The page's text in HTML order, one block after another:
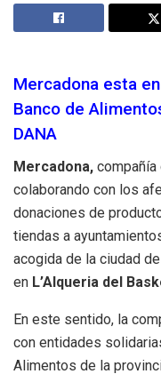
Mercadona esta
Banco de
DANA
Mercadona,
colaborando con los
donaciones de
tiendas a
acogida de la ciudad
en L’Alqueria del
En este sentido, la
con entidades
Alimentos de la